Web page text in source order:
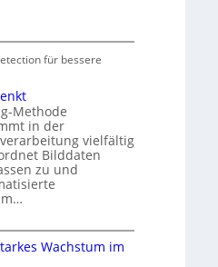
für bessere
Methode
in der
vielfältig
Bilddaten
zu und
Wachstum im